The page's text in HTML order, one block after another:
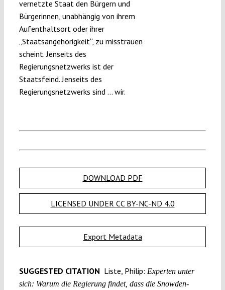
vernetzte Staat den Bürgern und
Bürgerinnen, unabhängig von ihrem
Aufenthaltsort oder ihrer
„Staatsangehörigkeit“, zu misstrauen
scheint. Jenseits des
Regierungsnetzwerks ist der
Staatsfeind. Jenseits des
Regierungsnetzwerks sind … wir.
DOWNLOAD PDF
LICENSED UNDER CC BY-NC-ND 4.0
Export Metadata
SUGGESTED CITATION Liste, Philip: Experten unter
sich: Warum die Regierung findet, dass die Snowden-